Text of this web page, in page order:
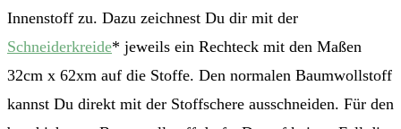
Innenstoff zu. Dazu zeichnest Du dir mit der
Schneiderkreide* jeweils ein Rechteck mit den Maßen
32cm x 62xm auf die Stoffe. Den normalen Baumwollstoff
kannst Du direkt mit der Stoffschere ausschneiden. Für den